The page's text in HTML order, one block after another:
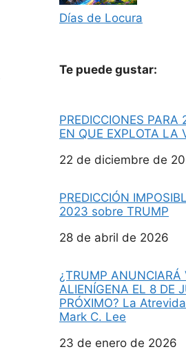
Días de Locura
Te puede gustar:
PREDICCIONES
EN QUE EXPLOTA LA
Fecha
22 de diciembre de
PREDICCIÓN
2023 sobre TRUMP
Fecha
28 de abril de 2026
¿TRUMP ANUNCIARÁ
ALIENÍGENA EL 8 DE
PRÓXIMO? La
Mark C. Lee
Fecha
23 de enero de 2026